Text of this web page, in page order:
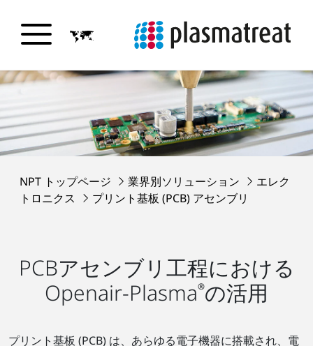
NPT トップページ 業界別ソリューション
エレク
トロニクス
プリント基板 (PCB) アセンブリ
PCBアセンブリ工程における
Openair-Plasma®の活用
プリント基板 (PCB) は、あらゆる電子機器に搭載され、電